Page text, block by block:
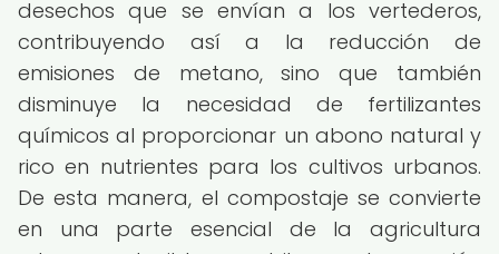
desechos que se envían a los vertederos,
contribuyendo así a la reducción de
emisiones de metano, sino que también
disminuye la necesidad de fertilizantes
químicos al proporcionar un abono natural y
rico en nutrientes para los cultivos urbanos.
De esta manera, el compostaje se convierte
en una parte esencial de la agricultura